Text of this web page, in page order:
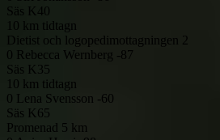
Säs K40
10 km tidtagn
Dietist och logopedimottagningen 2
0 Rebecca Wernberg -87
Säs K35
10 km tidtagn
0 Lena Svensson -60
Säs K65
Promenad 5 km